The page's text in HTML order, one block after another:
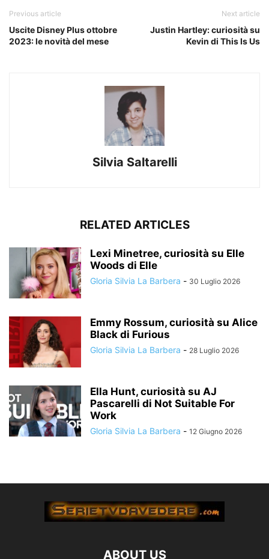
Previous article
Uscite Disney Plus ottobre
2023: le novità del mese
Next article
Justin Hartley: curiosità su
Kevin di This Is Us
Silvia Saltarelli
RELATED ARTICLES
Lexi Minetree, curiosità su Elle
Woods di Elle
Gloria Silvia La Barbera - 30 Luglio 2026
Emmy Rossum, curiosità su Alice
Black di Furious
Gloria Silvia La Barbera - 28 Luglio 2026
Ella Hunt, curiosità su AJ
Pascarelli di Not Suitable For
Work
Gloria Silvia La Barbera - 12 Giugno 2026
ABOUT US